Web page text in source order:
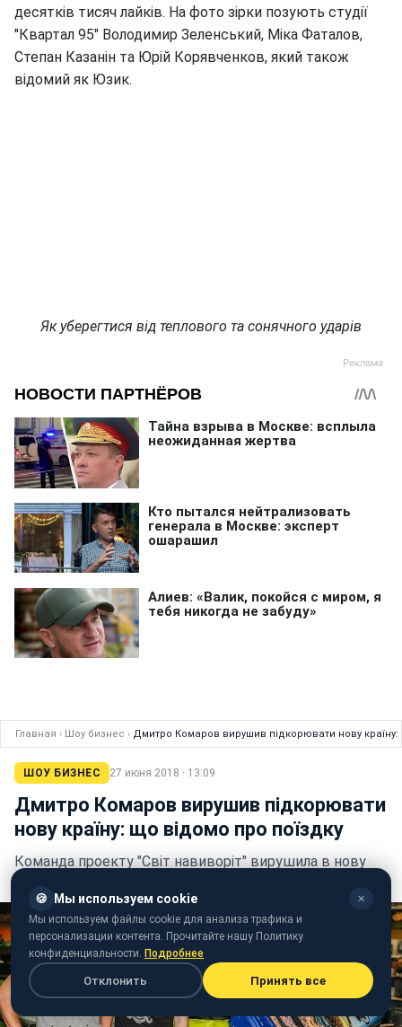
десятків тисяч лайків. На фото зірки позують студії
"Квартал 95" Володимир Зеленський, Міка Фаталов,
Степан Казанін та Юрій Корявченков, який також
відомий як Юзик.
Як уберегтися від теплового та сонячного ударів
Главная › Шоу бизнес › Дмитро Комаров вирушив підкорювати нову країну:
ШОУ БИЗНЕС 27 июня 2018 · 13:09
Дмитро Комаров вирушив підкорювати
нову країну: що відомо про поїздку
Команда проекту "Світ навиворіт" вирушила в нову
🍪 Мы используем cookie ✕
Мы используем файлы cookie для анализа трафика и
персонализации контента. Прочитайте нашу Политику
конфиденциальности. Подробнее
Отклонить Принять все